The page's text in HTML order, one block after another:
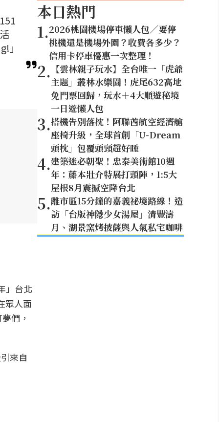
」
」台北
眾人面
們，
來自
本日熱門
1.2026桃園機場停車懶人包／要停
桃機還是機場外圍？收費各多少？
信用卡停車優惠一次整理！
2. 【雲林親子玩水】全台唯一「虎爺
主題」叢林水樂園！虎尾632高地
免門票回歸，玩水＋4大順遊秘境
一日遊懶人包
3.搭機告別落枕！阿聯酋航空經濟艙
座椅升級，全球首創「U-Dream
頭枕」包覆頭頸超好睡
4.建築迷必朝聖！忠泰美術館10週
年：藤本壯介特展打頭陣，1:5大
屋根8月震撼空降台北
5.離市區15分鐘的嘉義祕境路線！造
訪「台版神隱少女湯屋」清豐濤
月、湖景窯烤披薩與人氣私宅咖啡